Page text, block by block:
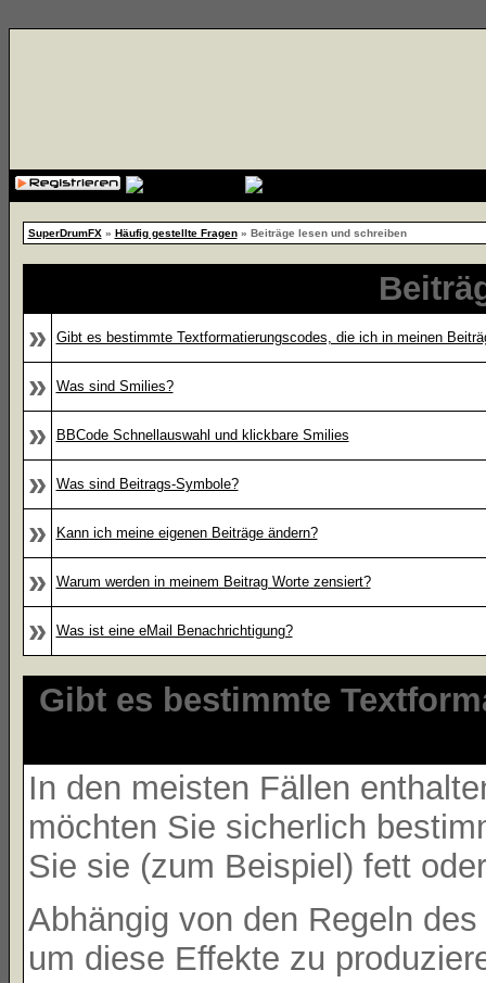
SuperDrumFX» Häufig gestellte Fragen» Beiträge lesen und schreiben
»
Gibt es bestimmte Textformatierungscodes, die ich in meinen
» Was sind Smilies?
» BBCode Schnellauswahl und klickbare Smilies
» Was sind Beitrags-Symbole?
» Kann ich meine eigenen Beiträge ändern?
» Warum werden in meinem Beitrag Worte zensiert?
» Was ist eine eMail Benachrichtigung?
Gibt es bestimmte
In den meisten Fällen
möchten Sie sicherlich
Sie sie (zum Beispiel) fett
Abhängig von den Regeln
um diese Effekte zu